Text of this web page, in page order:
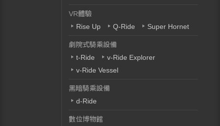
VR體驗
Rise Up
Q-Ride Super Hornet
劇院式騎乘設備
t-Ride
v-Ride Explorer
v-Ride Vessel
黑暗騎乘設備
d-Ride
數位博物館